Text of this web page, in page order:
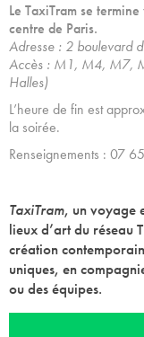
Le TaxiTram se
centre de Paris.
Adresse : 2 boulevard
Accès : M1, M4, M7,
Halles)
L’heure de fin est
la soirée.
Renseignements : 07
TaxiTram, un voyage
lieux d’art du réseau
création
uniques, en
ou des équipes.